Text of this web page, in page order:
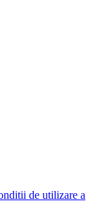
de utilizare a